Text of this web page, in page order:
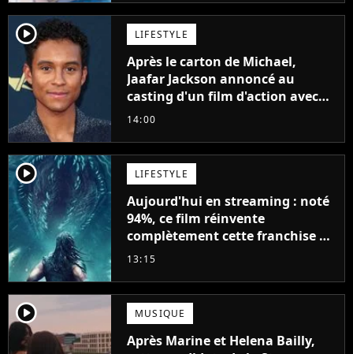
player2 LIFESTYLE
Après le carton de Michael,
Jaafar Jackson annoncé au
casting d'un film d'action avec
Will Smith
14:00
player2 LIFESTYLE
Aujourd'hui en streaming : noté
94%, ce film réinvente
complètement cette franchise de
science-fiction vieille de 40 ans
13:15
player2 MUSIQUE
Après Marine et Helena Bailly,